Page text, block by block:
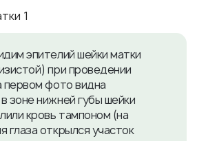
эпителий шейки матки
при проведении
первом фото видна
зоне нижней губы шейки
кровь тампоном (на
глаза открылся участок